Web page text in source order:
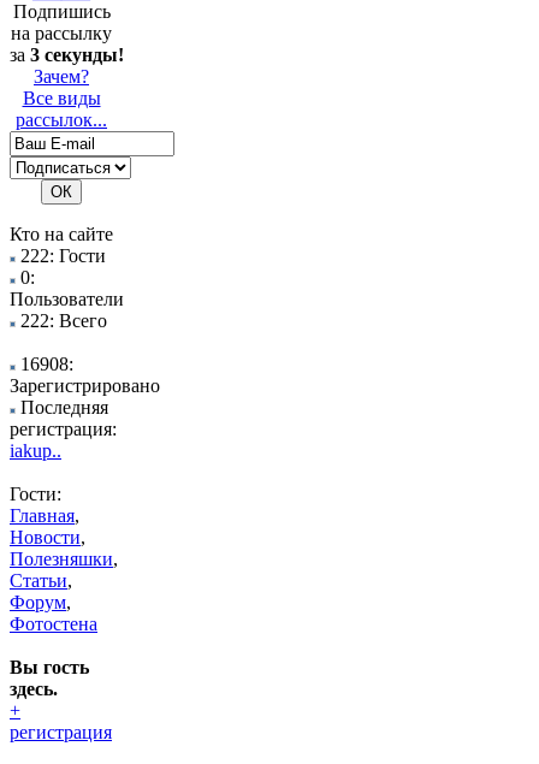
Подпишись
на рассылку
за 3 секунды!
Зачем?
Все виды
рассылок...
Кто на сайте
222: Гости
0:
Пользователи
222: Всего
16908:
Зарегистрировано
Последняя
регистрация:
iakup..
Гости:
Главная,
Новости,
Полезняшки,
Статьи,
Форум,
Фотостена
Вы гость
здесь.
+
регистрация